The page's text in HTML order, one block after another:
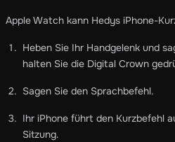
Apple Watch kann Hedys iPhone-
Heben Sie Ihr Handgelenk und
halten Sie die Digital Crown
Sagen Sie den Sprachbefehl.
Ihr iPhone führt den Kurzbefehl
Sitzung.